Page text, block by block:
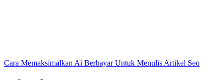
Cara Memaksimalkan Ai Berbayar Untuk Menulis Artikel Seo